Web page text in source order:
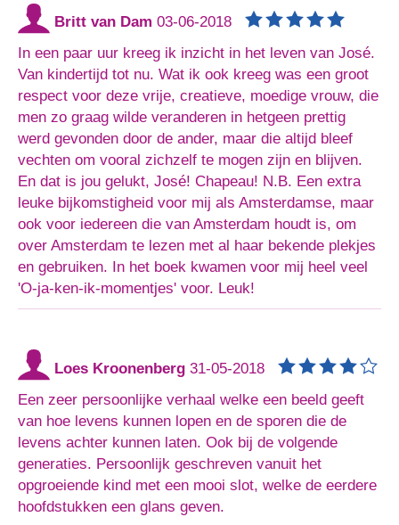
Britt van Dam 03-06-2018
In een paar uur kreeg ik inzicht in het leven van José.
Van kindertijd tot nu. Wat ik ook kreeg was een groot
respect voor deze vrije, creatieve, moedige vrouw, die
men zo graag wilde veranderen in hetgeen prettig
werd gevonden door de ander, maar die altijd bleef
vechten om vooral zichzelf te mogen zijn en blijven.
En dat is jou gelukt, José! Chapeau! N.B. Een extra
leuke bijkomstigheid voor mij als Amsterdamse, maar
ook voor iedereen die van Amsterdam houdt is, om
over Amsterdam te lezen met al haar bekende plekjes
en gebruiken. In het boek kwamen voor mij heel veel
'O-ja-ken-ik-momentjes' voor. Leuk!
Loes Kroonenberg 31-05-2018
Een zeer persoonlijke verhaal welke een beeld geeft
van hoe levens kunnen lopen en de sporen die de
levens achter kunnen laten. Ook bij de volgende
generaties. Persoonlijk geschreven vanuit het
opgroeiende kind met een mooi slot, welke de eerdere
hoofdstukken een glans geven.